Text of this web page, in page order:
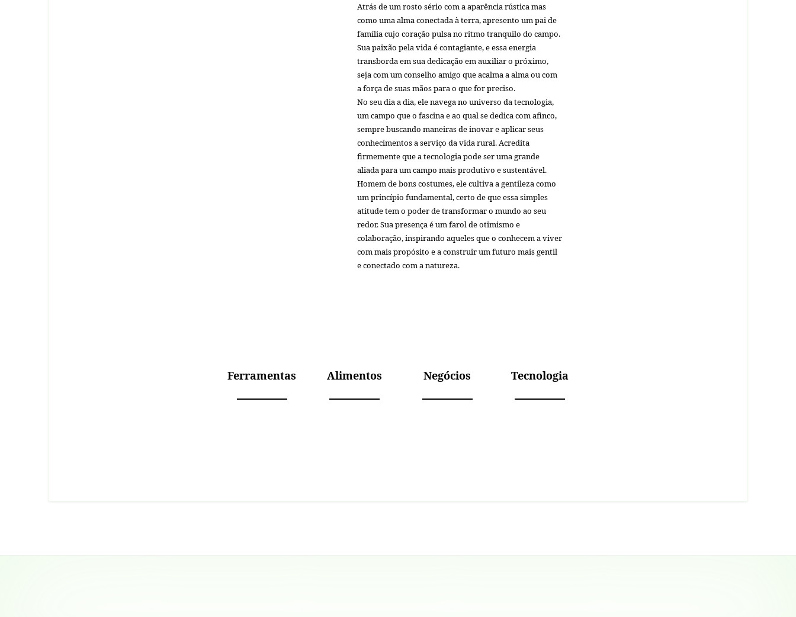
Atrás de um rosto sério com a aparência rústica mas
como uma alma conectada à terra, apresento um pai de
família cujo coração pulsa no ritmo tranquilo do campo.
Sua paixão pela vida é contagiante, e essa energia
transborda em sua dedicação em auxiliar o próximo,
seja com um conselho amigo que acalma a alma ou com
a força de suas mãos para o que for preciso.
No seu dia a dia, ele navega no universo da tecnologia,
um campo que o fascina e ao qual se dedica com afinco,
sempre buscando maneiras de inovar e aplicar seus
conhecimentos a serviço da vida rural. Acredita
firmemente que a tecnologia pode ser uma grande
aliada para um campo mais produtivo e sustentável.
Homem de bons costumes, ele cultiva a gentileza como
um princípio fundamental, certo de que essa simples
atitude tem o poder de transformar o mundo ao seu
redor. Sua presença é um farol de otimismo e
colaboração, inspirando aqueles que o conhecem a viver
com mais propósito e a construir um futuro mais gentil
e conectado com a natureza.
Ferramentas Alimentos Negócios Tecnologia